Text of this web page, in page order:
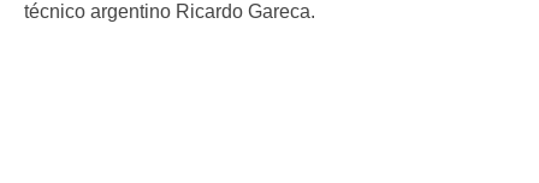
técnico argentino Ricardo Gareca.